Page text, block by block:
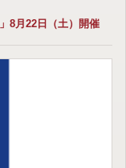
8月22日（土）開催